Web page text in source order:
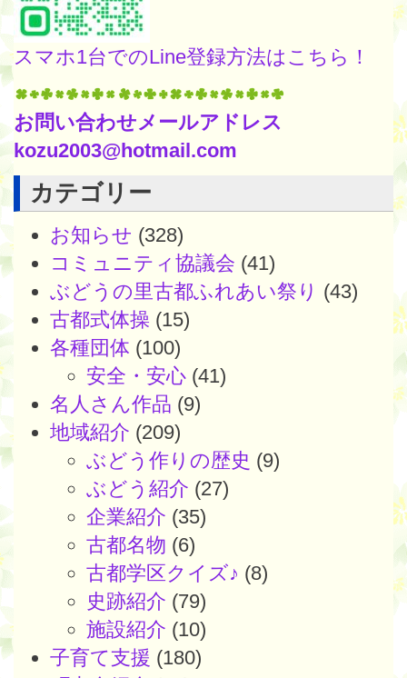
スマホ1台でのLine登録方法はこちら！
お問い合わせメールアドレス
kozu2003@hotmail.com
カテゴリー
お知らせ (328)
コミュニティ協議会 (41)
ぶどうの里古都ふれあい祭り (43)
古都式体操 (15)
各種団体 (100)
安全・安心 (41)
名人さん作品 (9)
地域紹介 (209)
ぶどう作りの歴史 (9)
ぶどう紹介 (27)
企業紹介 (35)
古都名物 (6)
古都学区クイズ♪ (8)
史跡紹介 (79)
施設紹介 (10)
子育て支援 (180)